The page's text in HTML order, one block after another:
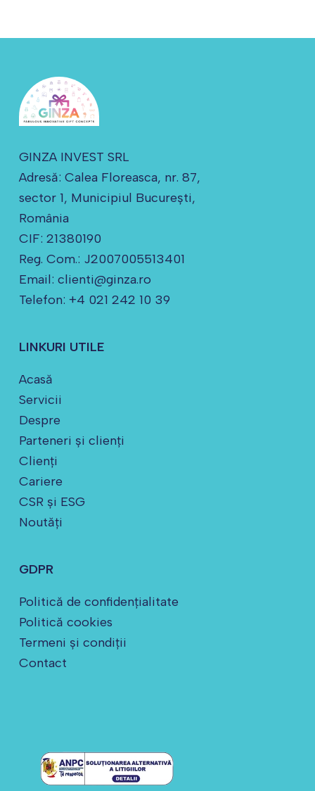
GINZA INVEST SRL
Adresă: Calea Floreasca, nr. 87,
sector 1, Municipiul Bucureşti,
România
CIF: 21380190
Reg. Com.: J2007005513401
Email: clienti@ginza.ro
Telefon: +4 021 242 10 39
LINKURI UTILE
Acasă
Servicii
Despre
Parteneri și clienți
Clienți
Cariere
CSR și ESG
Noutăți
GDPR
Politică de confidențialitate
Politică cookies
Termeni și condiții
Contact